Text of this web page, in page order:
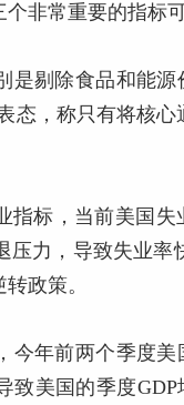
非常重要的指标可
是剔除食品和能
态，称只有将核
标，当前美国失
力，导致失业
政策。
今年前两个季度
致美国的季度